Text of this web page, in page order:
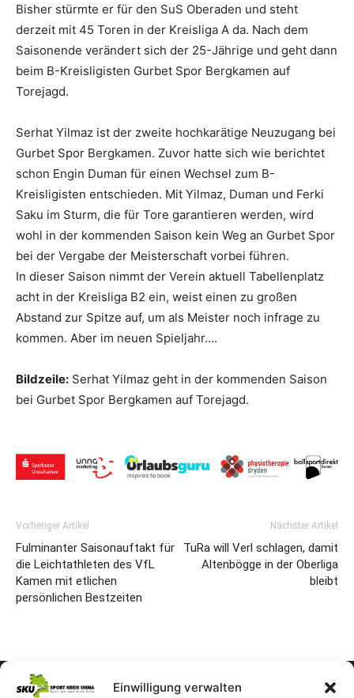
Einwilligung verwalten
Bisher stürmte er für den SuS Oberaden und steht
derzeit mit 45 Toren in der Kreisliga A da. Nach dem
Saisonende verändert sich der 25-Jährige und geht dann
beim B-Kreisligisten Gurbet Spor Bergkamen auf
Torejagd.
Serhat Yilmaz ist der zweite hochkarätige Neuzugang bei
Gurbet Spor Bergkamen. Zuvor hatte sich wie berichtet
schon Engin Duman für einen Wechsel zum B-
Kreisligisten entschieden. Mit Yilmaz, Duman und Ferki
Saku im Sturm, die für Tore garantieren werden, wird
wohl in der kommenden Saison kein Weg an Gurbet Spor
bei der Vergabe der Meisterschaft vorbei führen.
In dieser Saison nimmt der Verein aktuell Tabellenplatz
acht in der Kreisliga B2 ein, weist einen zu großen
Abstand zur Spitze auf, um als Meister noch infrage zu
kommen. Aber im neuen Spieljahr….
Bildzeile: Serhat Yilmaz geht in der kommenden Saison
bei Gurbet Spor Bergkamen auf Torejagd.
Vorheriger Artikel
Fulminanter Saisonauftakt für
die Leichtathleten des VfL
Kamen mit etlichen
persönlichen Bestzeiten
Nächster Artikel
TuRa will Verl schlagen, damit
Altenbögge in der Oberliga
bleibt